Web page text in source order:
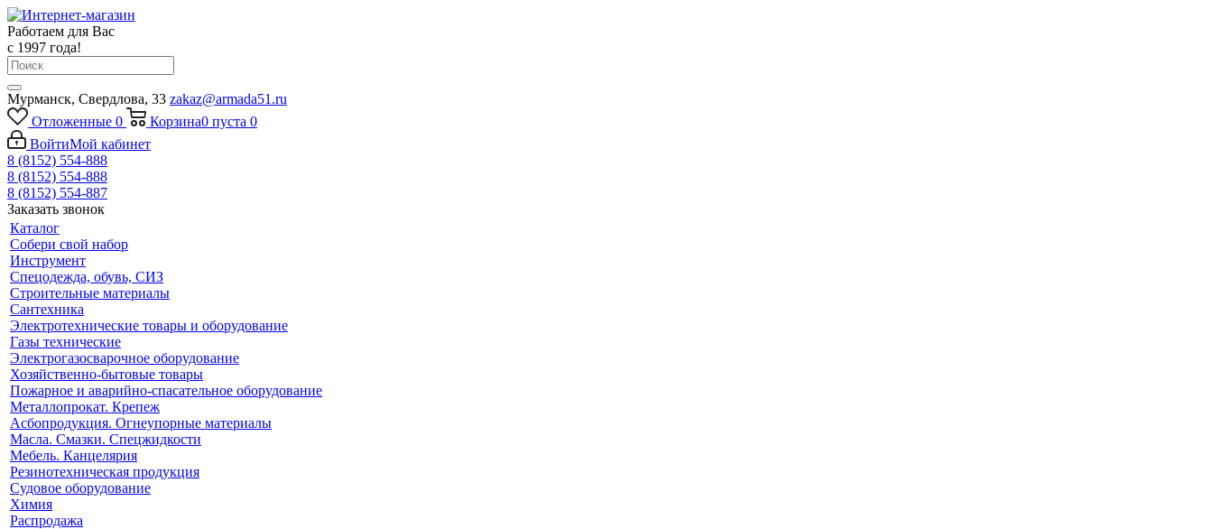
Работаем для Вас
с 1997 года!
Мурманск, Свердлова, 33 zakaz@armada51.ru
Отложенные 0 Корзина0 пуста 0
ВойтиМой кабинет
8 (8152) 554-888
8 (8152) 554-888
8 (8152) 554-887
Заказать звонок
Каталог
Собери свой набор
Инструмент
Спецодежда, обувь, СИЗ
Строительные материалы
Сантехника
Электротехнические товары и оборудование
Газы технические
Электрогазосварочное оборудование
Хозяйственно-бытовые товары
Пожарное и аварийно-спасательное оборудование
Металлопрокат. Крепеж
Асбопродукция. Огнеупорные материалы
Масла. Смазки. Спецжидкости
Мебель. Канцелярия
Резинотехническая продукция
Судовое оборудование
Химия
Распродажа